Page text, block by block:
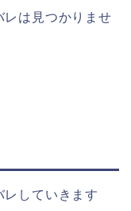
は見つかりませ
していきます